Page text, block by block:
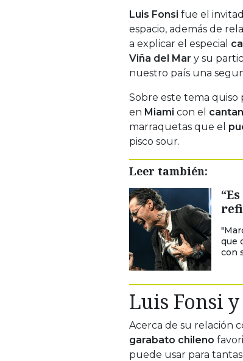
Luis Fonsi fue el
espacio, además de
a explicar el especial
Viña del Mar y su
nuestro país una
Sobre este tema
en Miami con el
marraquetas que el
pisco sour.
Leer también:
que
con
Luis Fonsi
Acerca de su relación
garabato chileno
puede usar para tantas